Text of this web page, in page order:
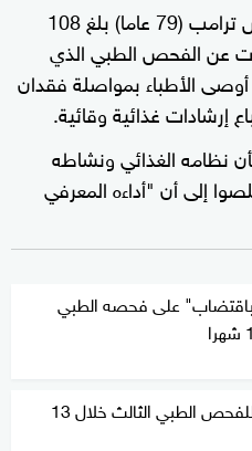
وأشار التقرير إلى أن وزن الرئيس ترامب (79 عاما) بلغ 108
6 كيلوغرامات عن الفحص الطبي الذي
2025، فيما أوصى الأطباء بمواصلة فقدان
إرشادات غذائية وقائية.
نظامه الغذائي ونشاطه
إلى أن "أداءه المعرفي
على فحصه الطبي
ترامب يخضع للفحص الطبي الثالث خلال 13